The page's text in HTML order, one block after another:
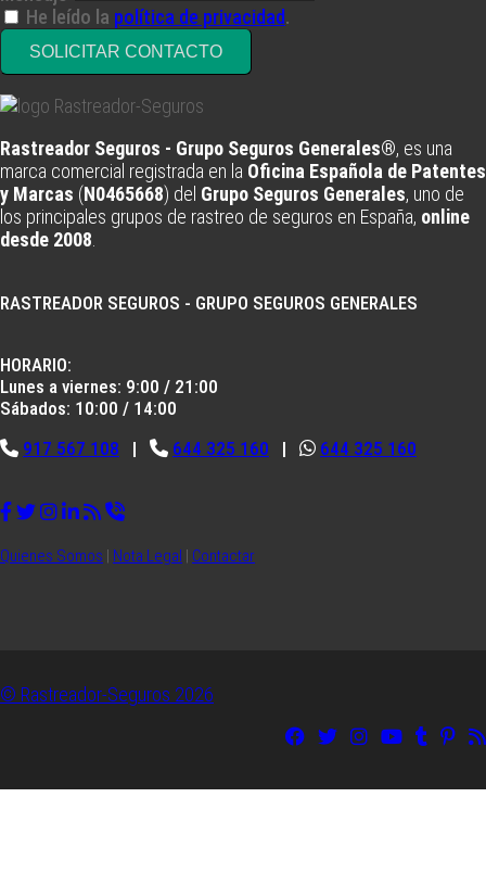
He leído la política de privacidad.
SOLICITAR CONTACTO
Rastreador Seguros - Grupo Seguros Generales®, es una
marca comercial registrada en la Oficina Española de Patentes
y Marcas (N0465668) del Grupo Seguros Generales, uno de
los principales grupos de rastreo de seguros en España, online
desde 2008
RASTREADOR SEGUROS - GRUPO SEGUROS GENERALES
HORARIO:
Lunes a viernes: 9:00 / 21:00
Sábados: 10:00 / 14:00
917 567 108 | 644 325 160 | 644 325 160
Quienes Somos | Nota Legal | Contactar
© Rastreador-Seguros 2026